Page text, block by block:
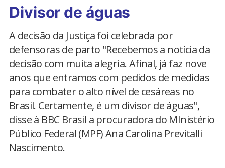
Divisor de águas
A decisão da Justiça foi celebrada por
defensoras de parto "Recebemos a notícia da
decisão com muita alegria. Afinal, já faz nove
anos que entramos com pedidos de medidas
para combater o alto nível de cesáreas no
Brasil. Certamente, é um divisor de águas",
disse à BBC Brasil a procuradora do MInistério
Público Federal (MPF) Ana Carolina Previtalli
Nascimento.